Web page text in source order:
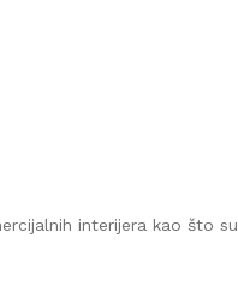
interijera kao što su